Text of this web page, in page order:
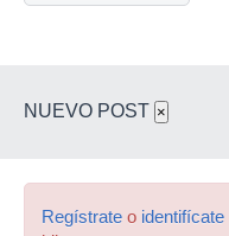
NUEVO POST ×
Regístrate o identifícate